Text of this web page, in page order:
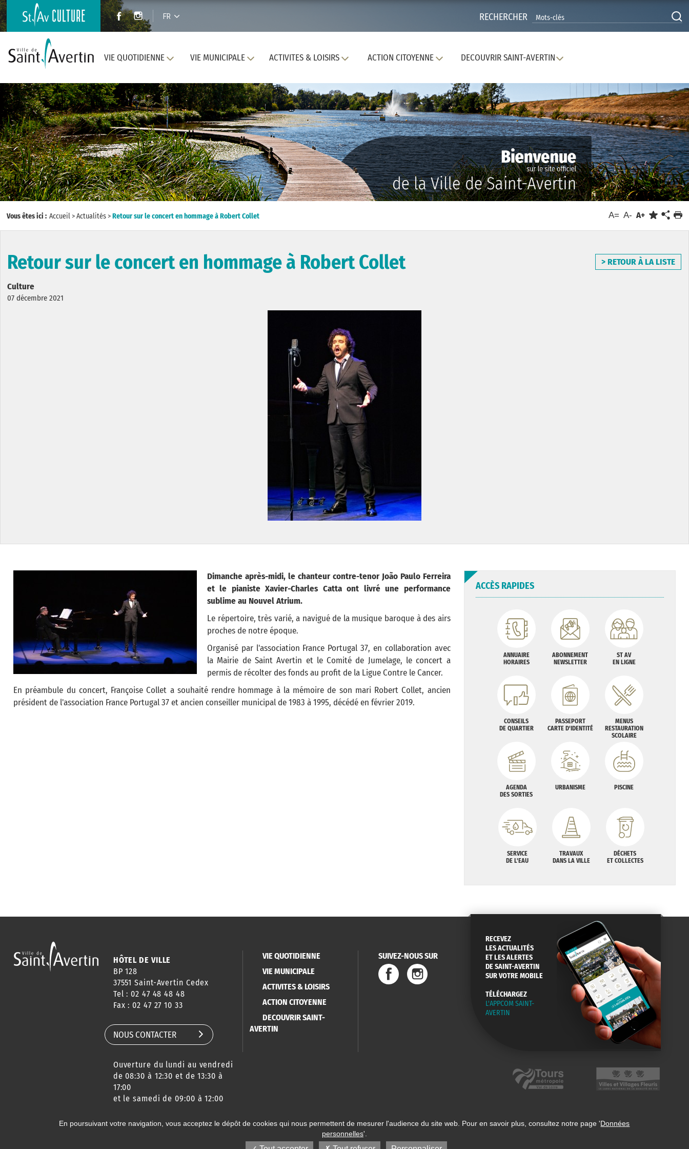
FR RECHERCHER
VIE QUOTIDIENNE VIE MUNICIPALE ACTIVITES & LOISIRS ACTION CITOYENNE DECOUVRIR SAINT-AVERTIN
Vous êtes ici : Accueil>Actualités>Retour sur le concert en hommage à Robert Collet A= A- A+
Retour sur le concert en hommage à Robert Collet > RETOUR À LA LISTE
Culture
07 décembre 2021
Dimanche après-midi, le chanteur contre-tenor João Paulo Ferreira
et le pianiste Xavier-Charles Catta ont livré une performance
sublime au Nouvel Atrium.
Le répertoire, très varié, a navigué de la musique baroque à des airs
proches de notre époque.
Organisé par l'association France Portugal 37, en collaboration avec
la Mairie de Saint Avertin et le Comité de Jumelage, le concert a
permis de récolter des fonds au profit de la Ligue Contre le Cancer.
En préambule du concert, Françoise Collet a souhaité rendre hommage à la mémoire de son mari Robert Collet, ancien
président de l'association France Portugal 37 et ancien conseiller municipal de 1983 à 1995, décédé en février 2019.
ACCÈS RAPIDES
ANNUAIRE
HORAIRES
ABONNEMENT
NEWSLETTER
ST AV
EN LIGNE
CONSEILS
DE QUARTIER
PASSEPORT
CARTE D'IDENTITÉ
MENUS
RESTAURATION
SCOLAIRE
AGENDA
DES SORTIES
URBANISME PISCINE
SERVICE
DE L'EAU
TRAVAUX
DANS LA VILLE
DÉCHETS
ET COLLECTES
HÔTEL DE VILLE
BP 128
37551 Saint-Avertin Cedex
Tel : 02 47 48 48 48
Fax : 02 47 27 10 33
NOUS CONTACTER
Ouverture du lundi au vendredi
de 08:30 à 12:30 et de 13:30 à
17:00
et le samedi de 09:00 à 12:00
VIE QUOTIDIENNE
VIE MUNICIPALE
ACTIVITES & LOISIRS
ACTION CITOYENNE
DECOUVRIR SAINT-
AVERTIN
SUIVEZ-NOUS SUR
RECEVEZ
LES ACTUALITÉS
ET LES ALERTES
DE SAINT-AVERTIN
SUR VOTRE MOBILE
TÉLÉCHARGEZ
L'APPCOM SAINT-
AVERTIN
© 2020 Ville de Saint-Avertin Mentions légales Données personnelles Plan du site Réalisation
En poursuivant votre navigation, vous acceptez le dépôt de cookies qui nous permettent de mesurer l'audience du site web. Pour en savoir plus, consultez notre page 'Données
personnelles'.